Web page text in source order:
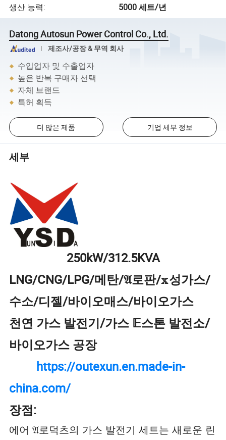
생산 능력: 5000 세트/년
Datong Autosun Power Control Co., Ltd.
제조사/공장 & 무역 회사
수입업자 및 수출업자
높은 반복 구매자 선택
자체 브랜드
특허 획득
더 많은 제품 기업 세부 정보
세부
250kW/312.5KVA
LNG/CNG/LPG/메탄/𝔄로판/𝕩성가스/
수소/디젤/바이오매스/바이오가스
천연 가스 발전기/가스 𝔼스톤 발전소/
바이오가스 공장
https://outexun.en.made-in-
china.com/
장점:
에어 𝔄로덕츠의 가스 발전기 세트는 새로운 린